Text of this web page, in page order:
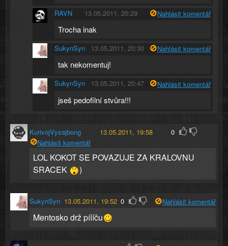
RAVN 13.05.2011, 20:29 Nahlásit komentář
Trocha inak
SukynSyn 13.05.2011, 20:30 Nahlásit komentář
tak nekomentuj!
SukynSyn 13.05.2011, 20:47 Nahlásit komentář
jseš pedofilní stvůra!!!
KurivojVysajbong 13.05.2011, 19:58
0
Nahlásit komentář
LOL KOKOT SE POVAZUJE ZA KRALOVNU
SRACEK
)
SukynSyn 13.05.2011, 19:52 0 Nahlásit komentář
Mentosko drž píííču